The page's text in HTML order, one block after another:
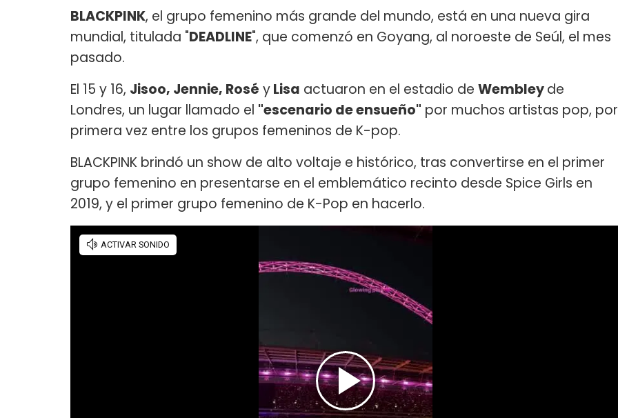
BLACKPINK, el grupo femenino más grande del mundo, está en una nueva gira
mundial, titulada "DEADLINE", que comenzó en Goyang, al noroeste de Seúl, el mes
pasado.
El 15 y 16, Jisoo, Jennie, Rosé yLisa actuaron en el estadio de Wembleyde
Londres, un lugar llamado el "escenario de ensueño" por muchos artistas pop, por
primera vez entre los grupos femeninos de K-pop.
BLACKPINK brindó un show de alto voltaje e histórico, tras convertirse en el primer
grupo femenino en presentarse en el emblemático recinto desde Spice Girls en
2019, y el primer grupo femenino de K-Pop en hacerlo.